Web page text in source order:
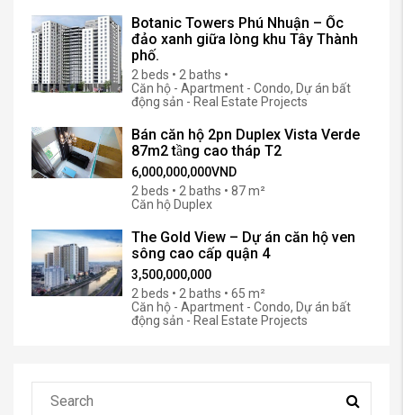
Botanic Towers Phú Nhuận – Ốc
đảo xanh giữa lòng khu Tây Thành
phố.
2 beds • 2 baths •
Căn hộ - Apartment - Condo, Dự án bất
động sản - Real Estate Projects
Bán căn hộ 2pn Duplex Vista Verde
87m2 tầng cao tháp T2
6,000,000,000VND
2 beds • 2 baths • 87 m²
Căn hộ Duplex
The Gold View – Dự án căn hộ ven
sông cao cấp quận 4
3,500,000,000
2 beds • 2 baths • 65 m²
Căn hộ - Apartment - Condo, Dự án bất
động sản - Real Estate Projects